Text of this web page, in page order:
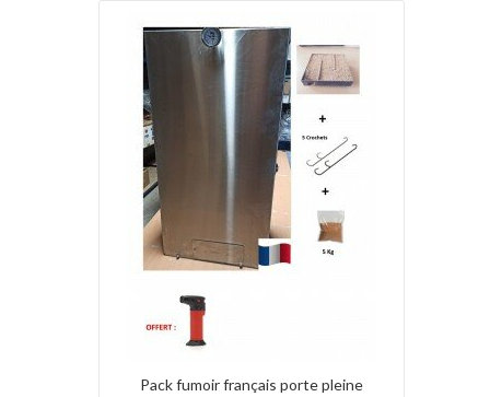
Pack fumoir français porte pleine